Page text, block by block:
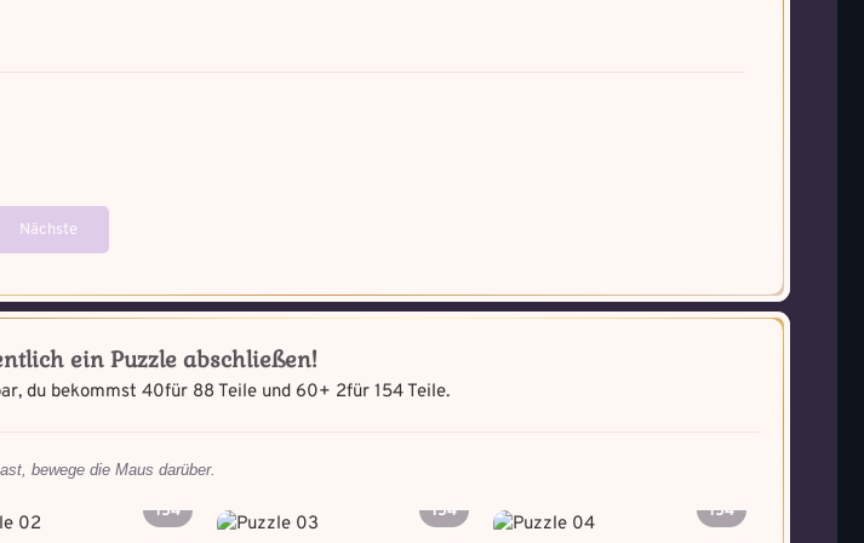
Nächste
ein Puzzle abschließen!
du bekommst 40für 88 Teile und 60+ 2für 154 Teile.
bewege die Maus darüber.
154 154 154